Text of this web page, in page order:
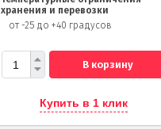
хранения и перевозки
от -25 до +40 градусов
В корзину
Купить в 1 клик